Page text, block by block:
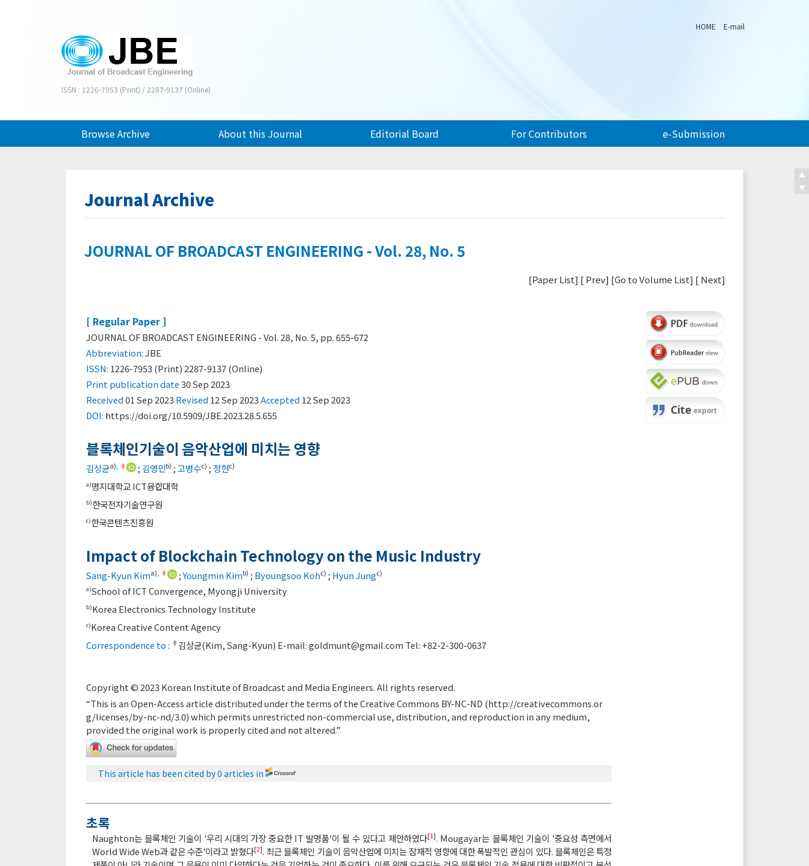
HOME E-mail
ISSN : 1226-7953 (Print) / 2287-9137 (Online)
Browse Archive About this Journal Editorial Board For Contributors e-Submission
Journal Archive
JOURNAL OF BROADCAST ENGINEERING - Vol. 28, No. 5
[Paper List] [ Prev] [Go to Volume List] [ Next]
[ Regular Paper ]
JOURNAL OF BROADCAST ENGINEERING - Vol. 28, No. 5, pp. 655-672
Abbreviation:JBE
ISSN: 1226-7953 (Print) 2287-9137 (Online)
Print publication date30 Sep 2023
Received01 Sep 2023Revised 12 Sep 2023Accepted 12 Sep 2023
DOI: https://doi.org/10.5909/JBE.2023.28.5.655
블록체인기술이 음악산업에 미치는 영향
김상균a) ‡ ; 김영민b) ;고병수c) ; 정현c)
a)명지대학교 ICT융합대학
b)한국전자기술연구원
c)한국콘텐츠진흥원
Impact of Blockchain Technology on the Music Industry
Sang-Kyun Kima) ‡ ;Youngmin Kimb) ; Byoungsoo Kohc) ; Hyun Jungc)
a)School of ICT Convergence, Myongji University
b)Korea Electronics Technology Institute
c)Korea Creative Content Agency
Correspondence to : ‡ 김상균(Kim, Sang-Kyun) E-mail:goldmunt@gmail.com Tel: +82-2-300-0637
Copyright © 2023 Korean Institute of Broadcast and Media Engineers. All rights reserved.
“This is an Open-Access article distributed under the terms of the Creative Commons BY-NC-ND (http://creativecommons.or
g/licenses/by-nc-nd/3.0) which permits unrestricted non-commercial use, distribution, and reproduction in any medium,
provided the original work is properly cited and not altered.”
This article has been cited by 0 articles in
초록
Naughton는 블록체인 기술이 '우리 시대의 가장 중요한 IT 발명품'이 될 수 있다고 제안하였다[1]. Mougayar는 블록체인 기술이 '중요성 측면에서
World Wide Web과 같은 수준'이라고 밝혔다[2]. 최근 블록체인 기술이 음악산업에 미치는 잠재적 영향에 대한 폭발적인 관심이 있다. 블록체인은 특정